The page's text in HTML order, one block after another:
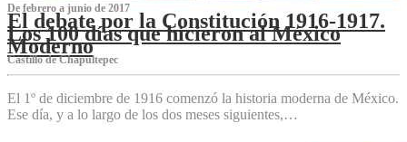
De febrero a junio de 2017
El debate por la Constitución 1916-1917.
Los 100 días que hicieron al México
Moderno
Castillo de Chapultepec
El 1º de diciembre de 1916 comenzó la historia moderna de México.
Ese día, y a lo largo de los dos meses siguientes,…